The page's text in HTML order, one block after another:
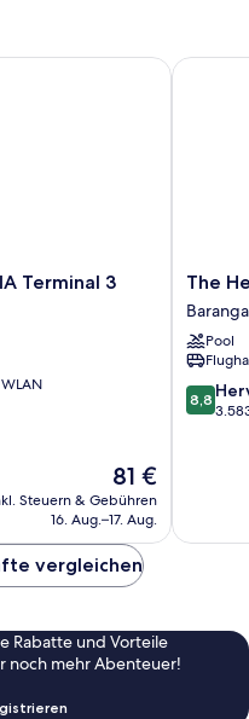
Terminal 3
Der
Preis
beträgt
81 €
Steuern & Gebühren
16. Aug.–17. Aug.
3 MNL
The
Hotel
Manila
76
The
Pool
8.8
von
8,8
The
vergleichen
Rabatte und Vorteile
noch mehr Abenteuer!